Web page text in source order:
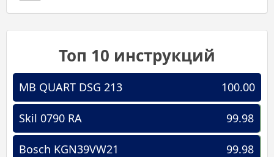
Топ 10 инструкций
100.00
MB QUART DSG 213
99.98
Skil 0790 RA
99.98
Bosch KGN39VW21